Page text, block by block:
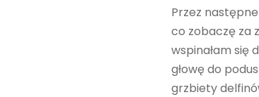
Przez
co zobaczę za
wspinałam się
głowę do
grzbiety